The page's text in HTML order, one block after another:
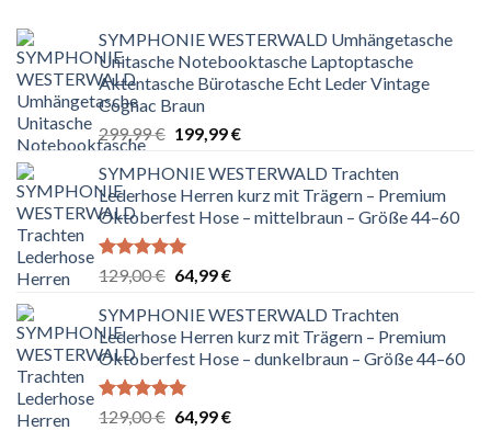
SYMPHONIE WESTERWALD Umhängetasche
Unitasche Notebooktasche Laptoptasche
Aktentasche Bürotasche Echt Leder Vintage
Cognac Braun
299,99€ Ursprünglicher
war:
299,99 €
199,99€Aktueller
ist:
199,99 €.
SYMPHONIE WESTERWALD Trachten
Lederhose Herren kurz mit Trägern – Premium
Oktoberfest Hose – mittelbraun – Größe 44–60
Bewertet
5.00
von 5
129,00€ Ursprünglicher
war:
129,00 €
64,99€Aktueller
ist:
64,99 €.
SYMPHONIE WESTERWALD Trachten
Lederhose Herren kurz mit Trägern – Premium
Oktoberfest Hose – dunkelbraun – Größe 44–60
Bewertet
5.00
129,00€ Ursprünglicher
64,99€Aktueller